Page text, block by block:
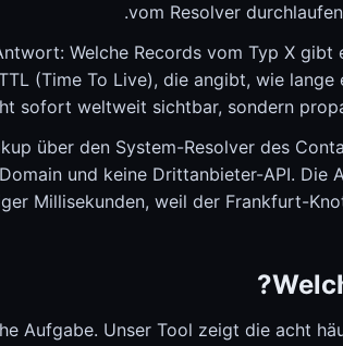
الكهرباء
الكهرباء
vom Resolver
Welche Records vom Typ X
(Time To Live), die angibt, wie
sofort weltweit sichtbar, sondern
über den System-Resolver des
und keine Drittanbieter-API. Die
Millisekunden, weil der Frankfurt-
Aufgabe. Unser Tool zeigt die acht